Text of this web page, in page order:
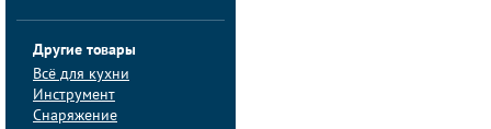
Другие товары
Всё для кухни
Инструмент
Снаряжение